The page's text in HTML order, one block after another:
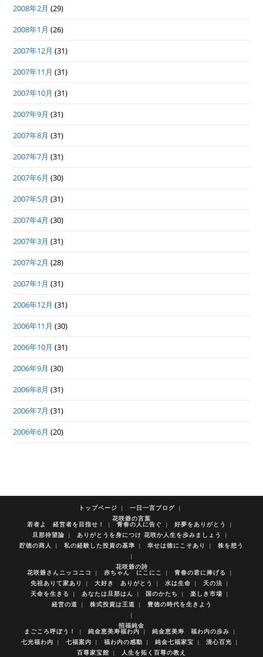
2008年2月 (29)
2008年1月 (26)
2007年12月 (31)
2007年11月 (31)
2007年10月 (31)
2007年9月 (31)
2007年8月 (31)
2007年7月 (31)
2007年6月 (30)
2007年5月 (31)
2007年4月 (30)
2007年3月 (31)
2007年2月 (28)
2007年1月 (31)
2006年12月 (31)
2006年11月 (30)
2006年10月 (31)
2006年9月 (30)
2006年8月 (31)
2006年7月 (31)
2006年6月 (20)
トップページ
一日一言ブログ
花咲爺の言葉
若者よ 経営者を目指せ！ 青春の人に告ぐ
好夢をありがとう
旦那待望論
ありがとうを身につけ 花咲か人生を歩みましょう
貯徳の商人
私の経験した投資の基準 幸せは徳にこそあり 株を想う
花咲爺の詩
花咲爺さんニッコニコ 赤ちゃん にこにこ
青春の君に捧げる
先祖ありて家あり
大好き ありがとう 水は生命
天の法
天命を生きる
あなたは旦那はん 国のかたち
楽しき市場
経営の道
株式投資は王道 豊徳の時代を生きよう
招福純金
まごころ呼ぼう！ 純金恵美寿福わ内
純金恵美寿 福わ内の歩み
七光福わ内
七福案内 福わ内の感動 純金七福家宝
清心百光
百尊家宝館
人生を拓く百尊の教え